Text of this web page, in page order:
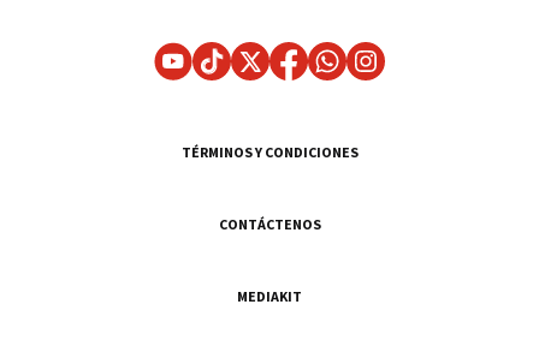
TÉRMINOS Y CONDICIONES
CONTÁCTENOS
MEDIAKIT